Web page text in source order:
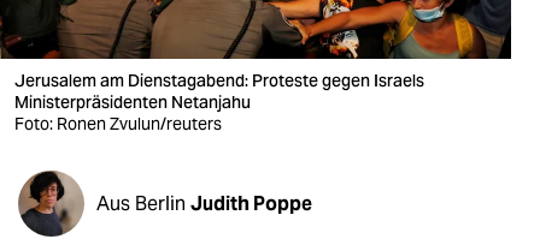
verlag
veranstaltungen
shop
fragen & hilfe
unterstützen
Jerusalem am Dienstagabend: Proteste gegen Israels
Ministerpräsidenten Netanjahu
Foto: Ronen Zvulun/reuters
Aus Berlin Judith Poppe